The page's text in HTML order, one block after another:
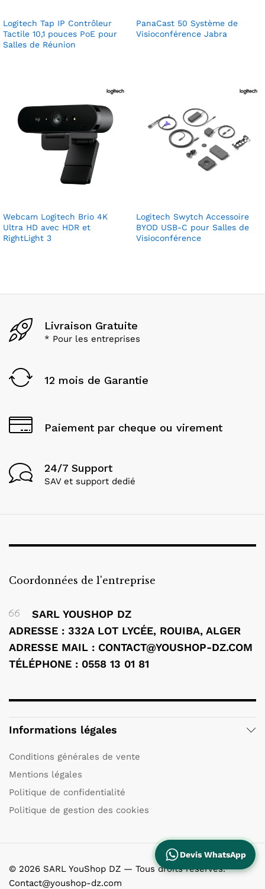
Logitech Tap IP Contrôleur
Tactile 10,1 pouces PoE pour
Salles de Réunion
PanaCast 50 Système de
Visioconférence Jabra
Webcam Logitech Brio 4K
Ultra HD avec HDR et
RightLight 3
Logitech Swytch Accessoire
BYOD USB-C pour Salles de
Visioconférence
Livraison Gratuite
* Pour les entreprises
12 mois de Garantie
Paiement par cheque ou virement
24/7 Support
SAV et support dedié
Coordonnées de l'entreprise
SARL YOUSHOP DZ
ADRESSE : 332A LOT LYCÉE, ROUIBA, ALGER
ADRESSE MAIL : CONTACT@YOUSHOP-DZ.COM
TÉLÉPHONE : 0558 13 01 81
Informations légales
Conditions générales de vente
Mentions légales
Politique de confidentialité
Politique de gestion des cookies
© 2026 SARL YouShop DZ — Tous droits réservés.
Contact@youshop-dz.com
Devis WhatsApp